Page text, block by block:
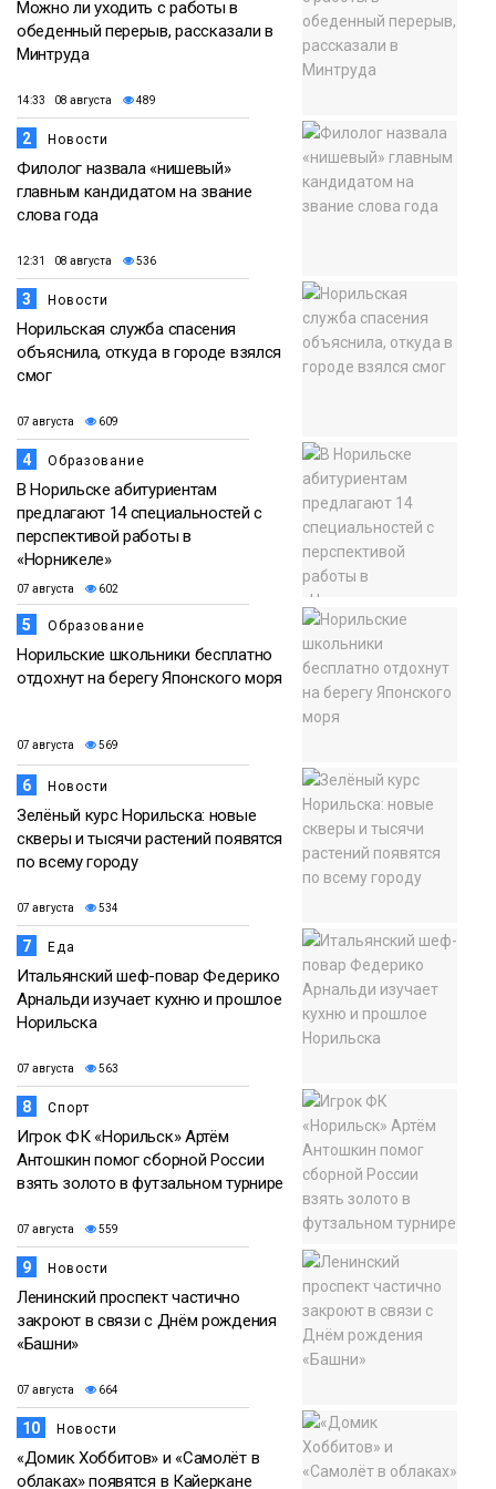
Можно ли уходить с работы в
обеденный перерыв, рассказали в
Минтруда
14:33 08 августа 489
2 Новости
Филолог назвала «нишевый»
главным кандидатом на звание
слова года
12:31 08 августа 536
3 Новости
Норильская служба спасения
объяснила, откуда в городе взялся
смог
07 августа 609
4 Образование
В Норильске абитуриентам
предлагают 14 специальностей с
перспективой работы в
«Норникеле»
07 августа 602
5 Образование
Норильские школьники бесплатно
отдохнут на берегу Японского моря
07 августа 569
6 Новости
Зелёный курс Норильска: новые
скверы и тысячи растений появятся
по всему городу
07 августа 534
7 Еда
Итальянский шеф-повар Федерико
Арнальди изучает кухню и прошлое
Норильска
07 августа 563
8 Спорт
Игрок ФК «Норильск» Артём
Антошкин помог сборной России
взять золото в футзальном турнире
07 августа 559
9 Новости
Ленинский проспект частично
закроют в связи с Днём рождения
«Башни»
07 августа 664
10 Новости
«Домик Хоббитов» и «Самолёт в
облаках» появятся в Кайеркане